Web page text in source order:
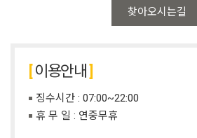
찾아오시는길
이용안내
징수시간 : 07:00~22:00
휴 무 일 : 연중무휴